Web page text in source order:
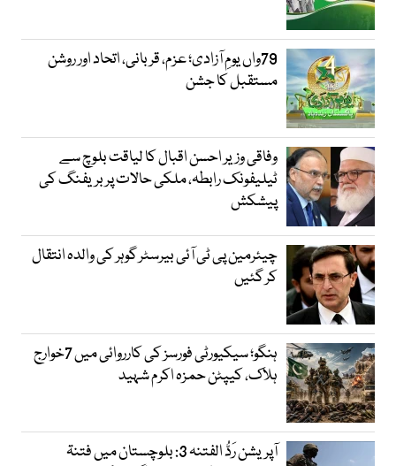
79واں یومِ آزادی؛ عزم، قربانی، اتحاد اور روشن
مستقبل کا جشن
وفاقی وزیر احسن اقبال کا لیاقت بلوچ سے
ٹیلیفونک رابطہ، ملکی حالات پر بریفنگ کی
پیشکش
چیئرمین پی ٹی آئی بیرسٹر گوہر کی والدہ انتقال
کر گئیں
ہنگو؛ سیکیورٹی فورسز کی کارروائی میں 7خوارج
ہلاک، کیپٹن حمزہ اکرم شہید
آپریشن رَدُّ الفتنہ 3: بلوچستان میں فتنۃ